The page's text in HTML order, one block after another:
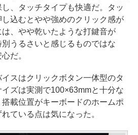
、タッチタイプも快適だ。タッ
込むとやや強めのクリック感が
、やや乾いたような打鍵音が
うるさいと感じるものではな
だ。
スはクリックボタン一体型のタ
ズは実測で100×63mmと十分な
載位置がキーボードのホームポ
ている点は気になった。